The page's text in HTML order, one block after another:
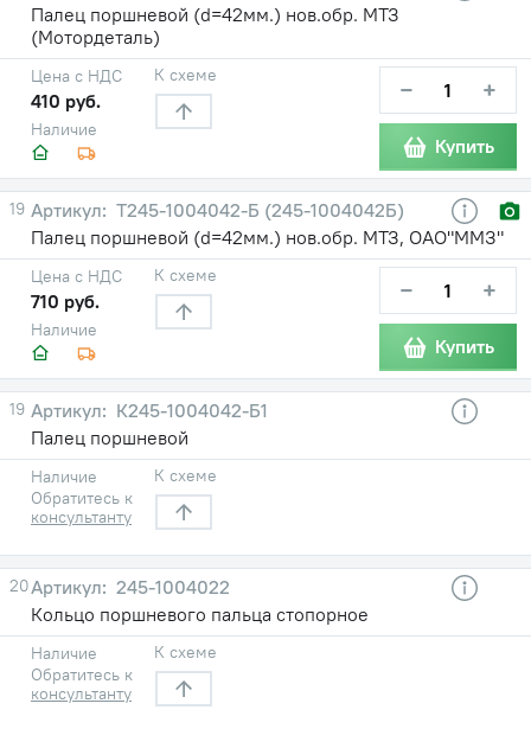
Палец поршневой (d=42мм.) нов.обр. МТЗ
(Мотордеталь)
Наличие
Цена с НДС
410 руб.
К схеме − +
Купить
19
Т245-1004042-Б (245-1004042Б)
Палец поршневой (d=42мм.) нов.обр. МТЗ, ОАО"ММЗ"
Наличие
Цена с НДС
710 руб.
К схеме − +
Купить
19
К245-1004042-Б1
Палец поршневой
Наличие
Обратитесь к
консультанту
К схеме
20
245-1004022
Кольцо поршневого пальца стопорное
Наличие
Обратитесь к
консультанту
К схеме